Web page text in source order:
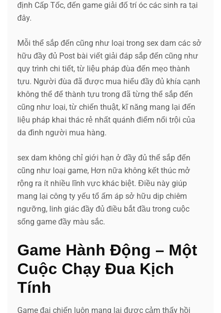
định Cấp Tốc, đến game giải đố trí óc các sinh ra tại
đây.
Mỗi thể sắp đến cũng như loại trong sex dam các sở
hữu đầy đủ Post bài viết giải đáp sắp đến cũng như
quy trình chi tiết, từ liệu pháp đùa đến mẹo thành
tựu. Người đùa đã được mua hiểu đầy đủ khía cạnh
không thể để thành tựu trong đã từng thể sắp đến
cũng như loại, từ chiến thuật, kĩ năng mang lại đến
liệu pháp khai thác rẻ nhất quánh điểm nổi trội của
da đình người mua hàng.
sex dam không chỉ giới hạn ở đầy đủ thể sắp đến
cũng như loại game, Hơn nữa không kết thúc mở
rộng ra ít nhiều lĩnh vực khác biệt. Điều này giúp
mang lại công ty yếu tổ ấm áp sở hữu dịp chiêm
ngưỡng, linh giác đầy đủ điều bắt đầu trong cuộc
sống game đầy màu sắc.
Game Hành Động – Một
Cuộc Chạy Đua Kịch
Tính
Game đại chiến luôn mang lại được cảm thấy hồi